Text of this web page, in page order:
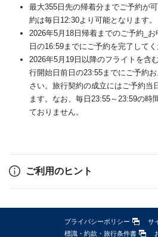
最大355日先の帰着分までご予約が
約は毎日12:30より可能となります。
2026年5月18日帰着までのご予約_
日の16:59までにご予約を完了してく
2026年5月19日以降のフライトを含
行開始日前日の23:55までにご予約
さい。旅行契約の成立にはご予約当
ます。なお、毎日23:55～23:59の時
ておりません。
ご利用のヒント
プライバシーポリシー
サ
標識・約款・旅行条件書